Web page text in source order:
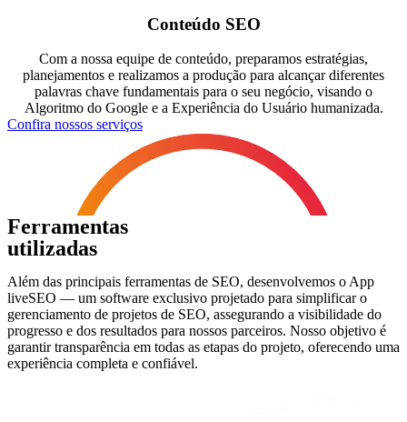
Conteúdo SEO
Com a nossa equipe de conteúdo, preparamos estratégias,
planejamentos e realizamos a produção para alcançar diferentes
palavras chave fundamentais para o seu negócio, visando o
Algoritmo do Google e a Experiência do Usuário humanizada.
Confira nossos serviços
Ferramentas
utilizadas
Além das principais ferramentas de SEO, desenvolvemos o App
liveSEO — um software exclusivo projetado para simplificar o
gerenciamento de projetos de SEO, assegurando a visibilidade do
progresso e dos resultados para nossos parceiros. Nosso objetivo é
garantir transparência em todas as etapas do projeto, oferecendo uma
experiência completa e confiável.